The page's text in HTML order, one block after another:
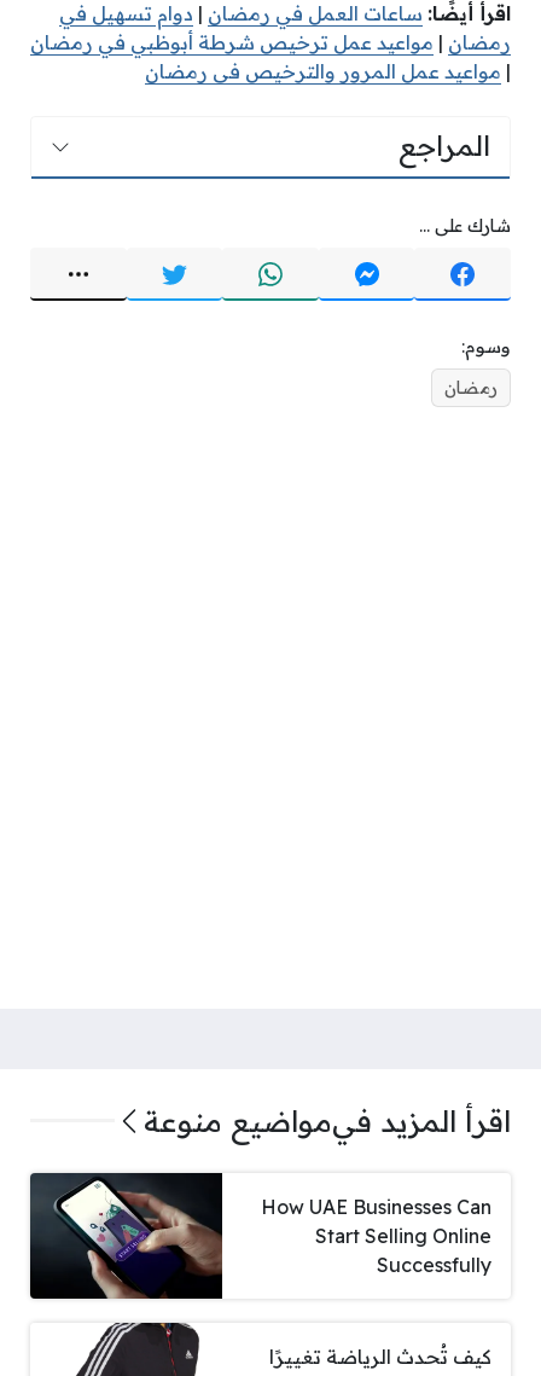
اقرأ أيضًا: ساعات العمل في رمضان | دوام تسهيل في
رمضان | مواعيد عمل ترخيص شرطة أبوظبي في رمضان
| مواعيد عمل المرور والترخيص فى رمضان
المراجع
شارك على ...
وسوم:
رمضان
اقرأ المزيد فيمواضيع منوعة
How UAE Businesses Can
Start Selling Online
Successfully
كيف تُحدث الرياضة تغييرًا